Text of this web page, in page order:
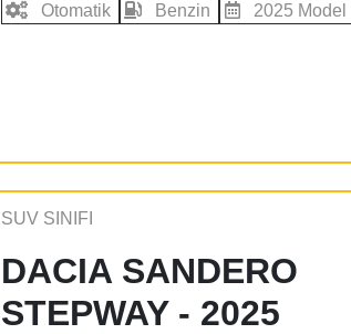
Otomatik Benzin 2025 Model
SUV SINIFI
DACIA SANDERO
STEPWAY - 2025